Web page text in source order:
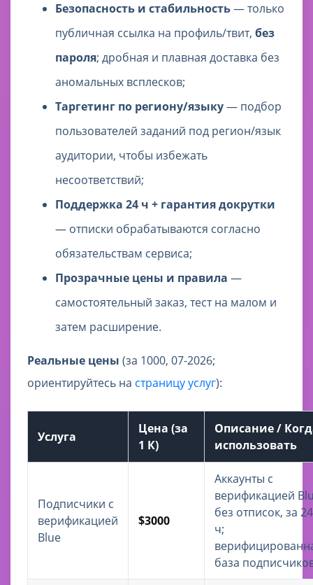
Безопасность и стабильность— только
публичная ссылка на профиль/твит, без
пароля; дробная и плавная доставка без
аномальных всплесков;
Таргетинг по региону/языку— подбор
пользователей заданий под регион/язык
аудитории, чтобы избежать
несоответствий;
Поддержка 24 ч + гарантия докрутки
— отписки обрабатываются согласно
обязательствам сервиса;
Прозрачные цены и правила —
самостоятельный заказ, тест на малом и
затем расширение.
Реальные цены (за 1000, 07-2026;
ориентируйтесь на страницу услуг):
Услуга
Цена (за
1 К)
Описание /
использовать
Подписчики с
верификацией
Blue
$3000
Аккаунты с
верификацией
без отписок, за 24
ч;
база